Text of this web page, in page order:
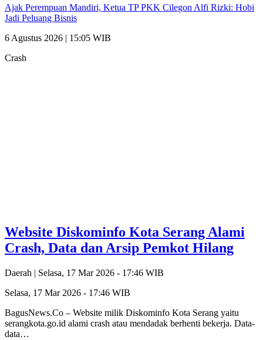
Ajak Perempuan Mandiri, Ketua TP PKK Cilegon Alfi Rizki: Hobi
Jadi Peluang Bisnis
6 Agustus 2026 | 15:05 WIB
Crash
Website Diskominfo Kota Serang Alami
Crash, Data dan Arsip Pemkot Hilang
Daerah | Selasa, 17 Mar 2026 - 17:46 WIB
Selasa, 17 Mar 2026 - 17:46 WIB
‎BagusNews.Co – Website milik Diskominfo Kota Serang yaitu
serangkota.go.id alami crash atau mendadak berhenti bekerja. Data-
data…